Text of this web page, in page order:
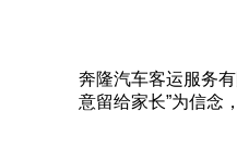
奔隆汽车客运服务
意留给家长”为信念